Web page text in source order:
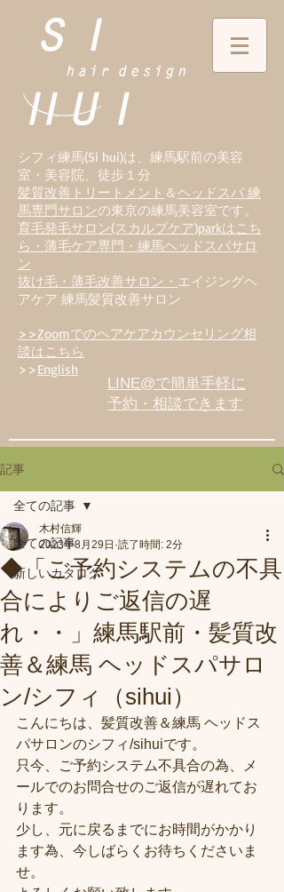
シフィ練馬(Si hui)は、 練馬駅前の美容
室・美容院、徒歩１分
髪質改善トリートメント ＆ヘッドスパ 練
馬専門サロンの東京の練馬美容室です。
育毛発毛サロン(スカルプケア)parkはこち
ら・薄毛ケア専門・練馬ヘッドスパサロ
ン
抜け毛・薄毛改善サロン・ エイジングヘ
アケア 練馬髪質改善サロン
>>Zoomでのヘアケアカウンセリング相
談はこちら
>>English
LINE@で簡単手軽に
予約・相談できます
記事
全ての記事
新しいカタログ
全ての記事
◆「ご予約システムの不具
合によりご返信の遅
れ・・」練馬駅前・髪質改
善＆練馬 ヘッドスパサロ
ン/シフィ（sihui）
木村信輝
2023年8月29日 読了時間: 2分
こんにちは、髪質改善＆練馬 ヘッドス
パサロンのシフィ/sihuiです。
只今、ご予約システム不具合の為、メ
ールでのお問合せのご返信が遅れてお
ります。
少し、元に戻るまでにお時間がかかり
ます為、今しばらくお待ちくださいま
せ。